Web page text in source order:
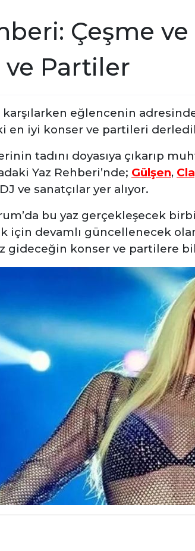
Çeşme
ve Partiler
karşılarken eğlencenin
en iyi konser ve partileri
tadını doyasıya çıkarıp
Yaz Rehberi’nde; Gülşen,
ve sanatçılar yer alıyor.
bu yaz gerçekleşecek
için devamlı güncellenecek
gideceğin konser ve partilere